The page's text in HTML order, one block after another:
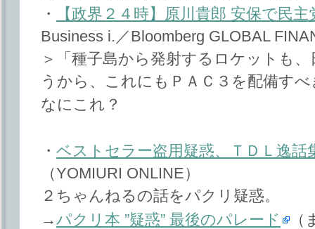
・
【政界２４時】原川貴郎 安保で民主
Business i.／Bloomberg GLOBAL
＞「種子島から発射するロケットも
うから、これにもＰＡＣ３を配備す
なにこれ？
・ ベストセラー盗用疑惑、ＴＤＬ逸話
（YOMIURI ONLINE）
２ちゃんねるの話をパクリ疑惑。
→パクリ本 ”疑惑” 最後のパレード